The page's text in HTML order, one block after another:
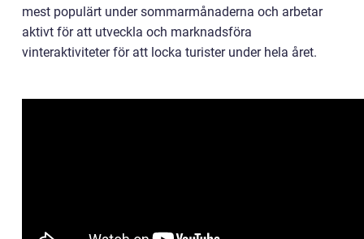
mest populärt under sommarmånaderna och arbetar
aktivt för att utveckla och marknadsföra
vinteraktiviteter för att locka turister under hela året.